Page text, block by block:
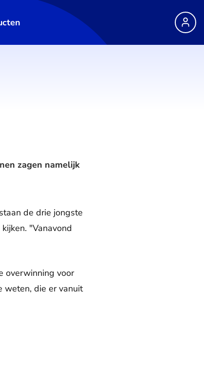
zagen namelijk
de drie jongste
"Vanavond
overwinning voor
weten, die er vanuit